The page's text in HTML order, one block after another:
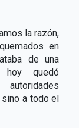
la razón,
en
de una
quedó
a todo el